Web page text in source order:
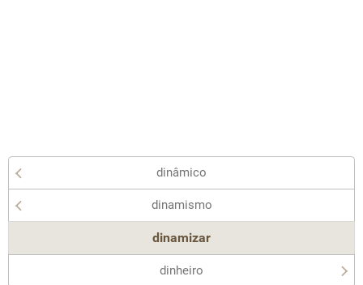
dinâmico
dinamismo
dinamizar
dinheiro